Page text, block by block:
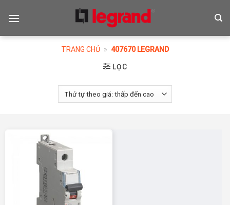
TRANG CHỦ » 407670 LEGRAND
LỌC